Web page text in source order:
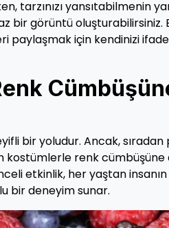
tarzınızı yansıtabilmenin
bir görüntü oluşturabilirsiniz.
paylaşmak için kendinizi
bir yoludur. Ancak, sıradan
kostümlerle renk cümbüşüne
etkinlik, her yaştan insanın
bir deneyim sunar.